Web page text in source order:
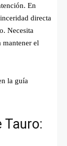
En
directa
Necesita
el
la guía
Tauro: